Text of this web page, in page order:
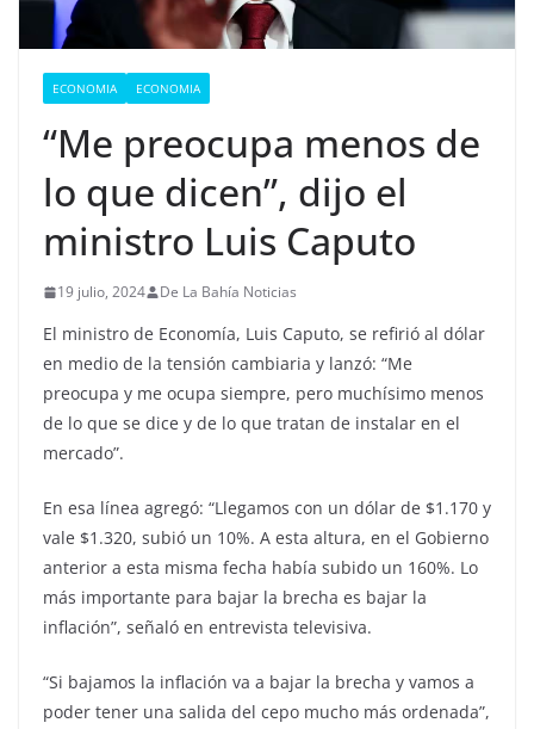
ECONOMIA ECONOMIA
“Me preocupa menos de
lo que dicen”, dijo el
ministro Luis Caputo
19 julio, 2024 De La Bahía Noticias
El ministro de Economía, Luis Caputo, se refirió al dólar
en medio de la tensión cambiaria y lanzó: “Me
preocupa y me ocupa siempre, pero muchísimo menos
de lo que se dice y de lo que tratan de instalar en el
mercado”.
En esa línea agregó: “Llegamos con un dólar de $1.170 y
vale $1.320, subió un 10%. A esta altura, en el Gobierno
anterior a esta misma fecha había subido un 160%. Lo
más importante para bajar la brecha es bajar la
inflación”, señaló en entrevista televisiva.
“Si bajamos la inflación va a bajar la brecha y vamos a
poder tener una salida del cepo mucho más ordenada”,